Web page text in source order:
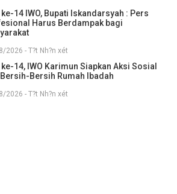
ke-14 IWO, Bupati Iskandarsyah : Pers
Harus Berdampak bagi
2026 - T?t Nh?n xét
ke-14, IWO Karimun Siapkan Aksi Sosial
Bersih Rumah Ibadah
2026 - T?t Nh?n xét